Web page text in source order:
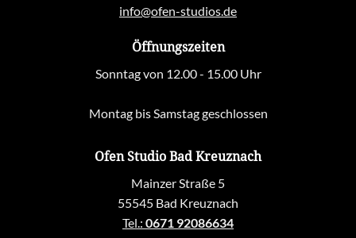
info@ofen-studios.de
Öffnungszeiten
Sonntag von 12.00 - 15.00 Uhr
Montag bis Samstag geschlossen
Ofen Studio Bad Kreuznach
Mainzer Straße 5
55545 Bad Kreuznach
Tel.: 0671 92086634